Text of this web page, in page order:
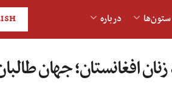
ستون‌ها درباره
افغانستان؛ جهان